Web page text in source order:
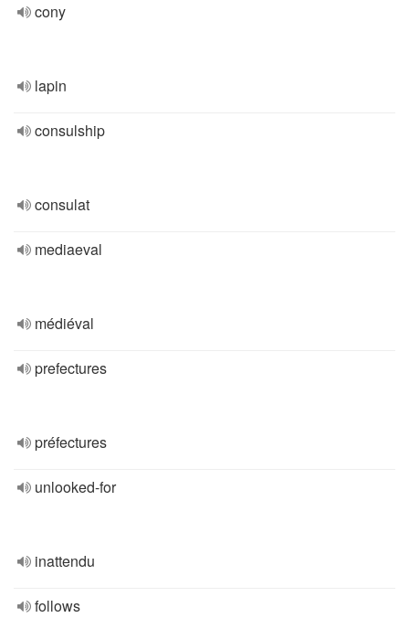
cony
lapin
consulship
consulat
mediaeval
médiéval
prefectures
préfectures
unlooked-for
inattendu
follows